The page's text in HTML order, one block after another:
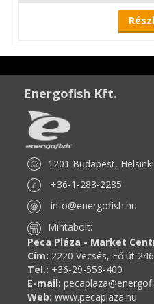
Energofish Kft.
1201 Budapest,
+36-1-283-2285
info@energofish.hu
Mintabolt:
Peca Pláza - Market
Cím: 2220 Vecsés, Fő út
Tel.: +36-29-553-400
E-mail:
Web: www.pecaplaza.hu